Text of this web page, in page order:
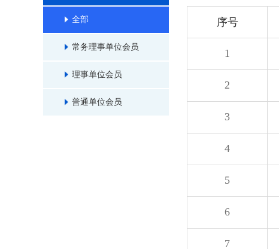
全部
常务理事单位会员
理事单位会员
普通单位会员
序号
1
2
3
4
5
6
7